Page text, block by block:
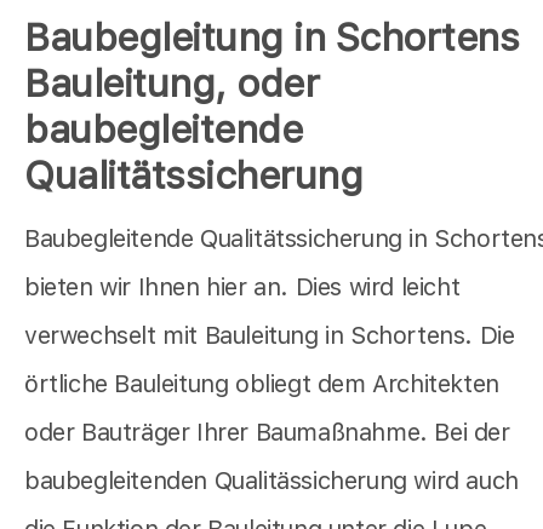
Baubegleitung in Schortens
Bauleitung, oder
baubegleitende
Qualitätssicherung
Baubegleitende Qualitätssicherung in
bieten wir Ihnen hier an. Dies wird leicht
verwechselt mit Bauleitung in Schortens. Die
örtliche Bauleitung obliegt dem Architekten
oder Bauträger Ihrer Baumaßnahme. Bei der
baubegleitenden Qualitässicherung wird auch